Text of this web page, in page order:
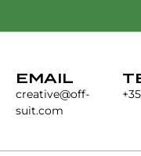
EMAIL
creative@off-
suit.com